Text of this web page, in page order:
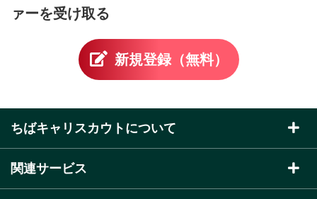
ァーを受け取る
新規登録（無料）
ちばキャリスカウトについて
ちばキャリスカウトとは
関連サービス